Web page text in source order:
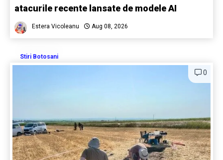
atacurile recente lansate de modele AI
Estera Vicoleanu Aug 08, 2026
Stiri Botosani
0